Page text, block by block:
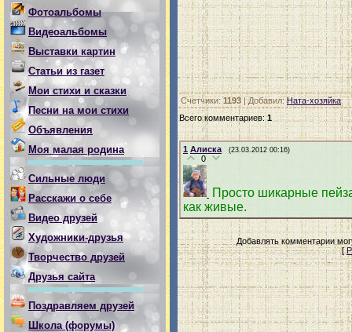
Фотоальбомы
Видеоальбомы
Выставки картин
Статьи из газет
Мои стихи и сказки
Песни на мои стихи
Объявления
Моя малая родина
Сильные люди
Расскажи о себе
Видео друзей
Художники-друзья
Творчество друзей
Друзья сайта
Поздравляем друзей
Школа (форумы)
Счетчики:1193|Добавил:Ната-хозяйка
Всего комментариев:1
1 Алиска (23.03.2012 00:16)
0
Просто шикарные
как живые.
Добавлять комментарии
[